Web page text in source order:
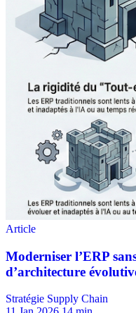
Stratégie Supply Chain